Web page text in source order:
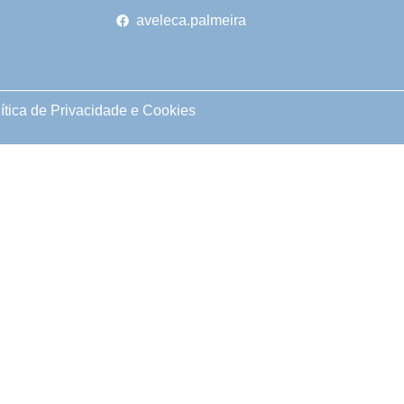
aveleca.palmeira
de Privacidade e Cookies